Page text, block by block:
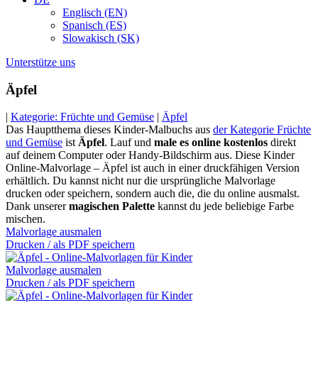
Englisch (EN)
Spanisch (ES)
Slowakisch (SK)
Unterstütze uns
Äpfel
| Kategorie: Früchte und Gemüse | Äpfel
Das Hauptthema dieses Kinder-Malbuchs aus der Kategorie Früchte
und Gemüse istÄpfel. Lauf und male es online kostenlos direkt
auf deinem Computer oder Handy-Bildschirm aus. Diese Kinder
Online-Malvorlage – Äpfel ist auch in einer druckfähigen Version
erhältlich. Du kannst nicht nur die ursprüngliche Malvorlage
drucken oder speichern, sondern auch die, die du online ausmalst.
Dank unserermagischen Palette kannst du jede beliebige Farbe
mischen.
Malvorlage ausmalen
Drucken / als PDF speichern
Malvorlage ausmalen
Drucken / als PDF speichern